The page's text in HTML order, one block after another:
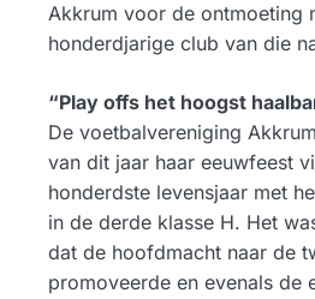
Akkrum voor de ontmoeting
honderdjarige club van die
​“Play offs het hoogst
De voetbalvereniging
van dit jaar haar eeuwfeest
honderdste levensjaar met
in de derde klasse H. Het
dat de hoofdmacht naar de
promoveerde en evenals de